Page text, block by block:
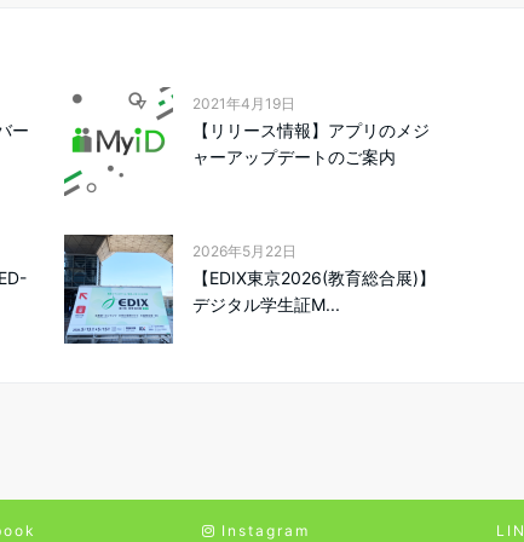
ー
2021年4月19日
【リリース情報】アプリのメジ
ャーアップデートのご案内
2026年5月22日
【EDIX東京2026(教育総合展)】
デジタル学生証M...
Instagram